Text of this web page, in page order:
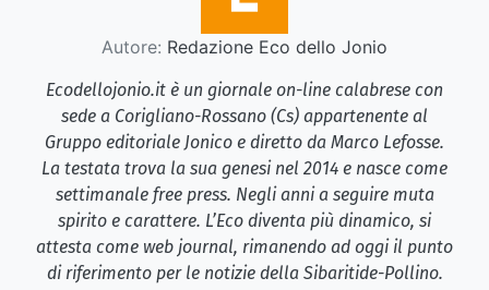
Autore: Redazione Eco dello Jonio
Ecodellojonio.it è un giornale on-line calabrese con
sede a Corigliano-Rossano (Cs) appartenente al
Gruppo editoriale Jonico e diretto da Marco Lefosse.
La testata trova la sua genesi nel 2014 e nasce come
settimanale free press. Negli anni a seguire muta
spirito e carattere. L’Eco diventa più dinamico, si
attesta come web journal, rimanendo ad oggi il punto
di riferimento per le notizie della Sibaritide-Pollino.